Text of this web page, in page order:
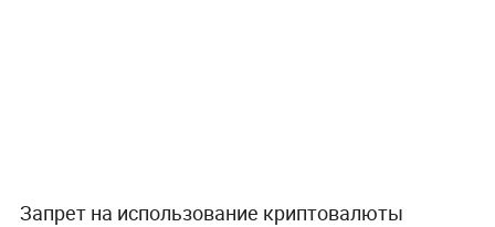
Запрет на использование криптовалюты